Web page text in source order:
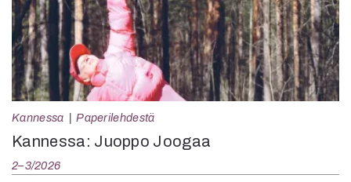
Kannessa Paperilehdestä
Kannessa: Juoppo Joogaa
2–3/2026